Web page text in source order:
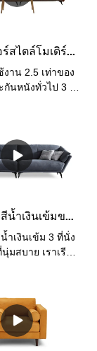
งาน 2.5 เท่าของ
กันหนังทั่วไป 3 ปี
ทั้งตัว ซ้าย 3 คน:
โซฟาโดยรวม
3 คน ด้านขวา:
ำเงินเข้ม 3 ที่นั่ง
มสบาย เราเรียก
อนกับเพื่อนและ
นอกจากนี้ยังมี
เยี่ยมที่เข้ากันได้ดี
องนั่งเล่น